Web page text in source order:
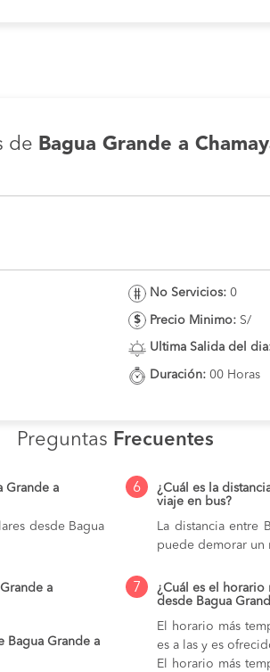
de Bagua Grande a
No Servicios: 0
Precio Minimo: S/
Ultima Salida del
Duración: 00 Horas
Preguntas Frecuentes
Grande a
desde Bagua
a
Bagua Grande a
6
¿Cuál es la
viaje en bus?
La distancia entre
puede demorar un
7
¿Cuál es el horario
desde Bagua
El horario más
es a las y es
El horario más